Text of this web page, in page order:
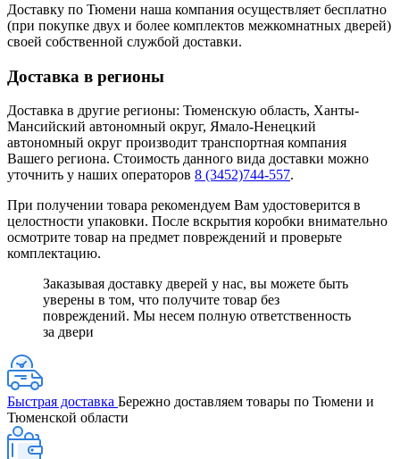
Доставку по Тюмени наша компания осуществляет бесплатно
(при покупке двух и более комплектов межкомнатных дверей)
своей собственной службой доставки.
Доставка в регионы
Доставка в другие регионы: Тюменскую область, Ханты-
Мансийский автономный округ, Ямало-Ненецкий
автономный округ производит транспортная компания
Вашего региона. Стоимость данного вида доставки можно
уточнить у наших операторов 8 (3452)744-557.
При получении товара рекомендуем Вам удостоверится в
целостности упаковки. После вскрытия коробки внимательно
осмотрите товар на предмет повреждений и проверьте
комплектацию.
Заказывая доставку дверей у нас, вы можете быть
уверены в том, что получите товар без
повреждений. Мы несем полную ответственность
за двери
Быстрая доставка Бережно доставляем товары по Тюмени и
Тюменской области